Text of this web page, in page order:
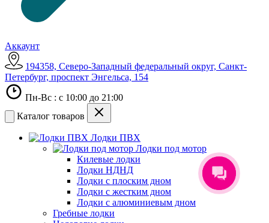
Аккаунт
194358, Северо-Западный федеральный округ, Санкт-
Петербург, проспект Энгельса, 154
Пн-Вс : с 10:00 до 21:00
Каталог товаров
Лодки ПВХ
Лодки под мотор
Килевые лодки
Лодки НДНД
Лодки с плоским дном
Лодки с жестким дном
Лодки с алюминиевым дном
Гребные лодки